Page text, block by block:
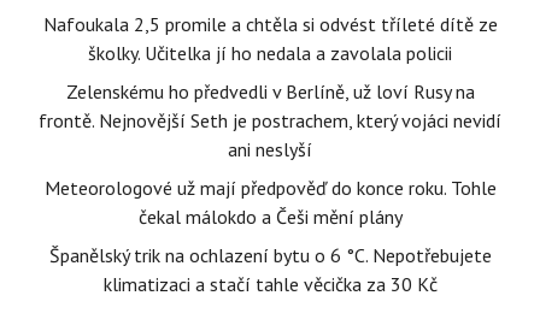
Nafoukala 2,5 promile a chtěla si odvést tříleté dítě ze
školky. Učitelka jí ho nedala a zavolala policii
Zelenskému ho předvedli v Berlíně, už loví Rusy na
frontě. Nejnovější Seth je postrachem, který vojáci nevidí
ani neslyší
Meteorologové už mají předpověď do konce roku. Tohle
čekal málokdo a Češi mění plány
Španělský trik na ochlazení bytu o 6 °C. Nepotřebujete
klimatizaci a stačí tahle věcička za 30 Kč